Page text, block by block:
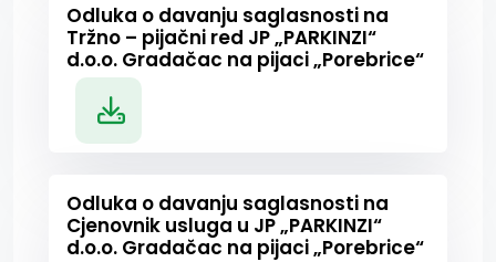
Odluka o davanju saglasnosti na
Tržno – pijačni red JP „PARKINZI“
d.o.o. Gradačac na pijaci „Porebrice“
Odluka o davanju saglasnosti na
Cjenovnik usluga u JP „PARKINZI“
d.o.o. Gradačac na pijaci „Porebrice“